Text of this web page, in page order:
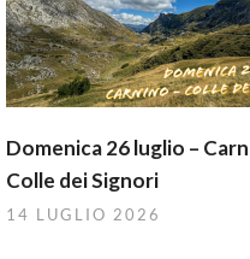
Domenica 26 luglio –
Colle dei Signori
14 LUGLIO 2026